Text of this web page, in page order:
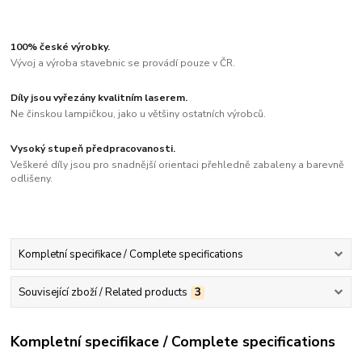
100% české výrobky.
Vývoj a výroba stavebnic se provádí pouze v ČR.
Díly jsou vyřezány kvalitním laserem.
Ne činskou lampičkou, jako u většiny ostatních výrobců.
Vysoký stupeň předpracovanosti.
Veškeré díly jsou pro snadnější orientaci přehledně zabaleny a barevně
odlišeny.
Kompletní specifikace / Complete specifications
Související zboží / Related products 3
Kompletní specifikace / Complete specifications